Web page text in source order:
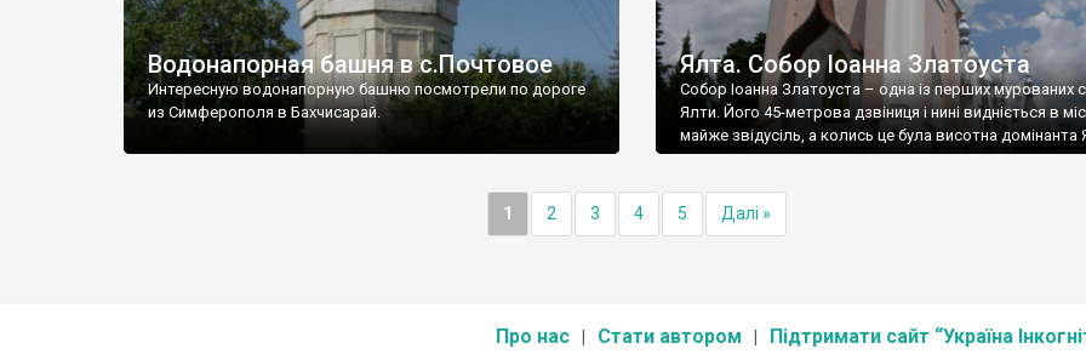
Водонапорная башня в с.Почтовое
Интересную водонапорную башню посмотрели по дороге
из Симферополя в Бахчисарай.
Ялта. Собор Іоанна Златоуста
Собор Іоанна Златоуста – одна із перших мурованих
Ялти. Його 45-метрова дзвіниця і нині видніється в
майже звідусіль, а колись це була висотна домінанта
1 2 3 4 5 Далі »
Про нас Стати автором Підтримати сайт “Україна